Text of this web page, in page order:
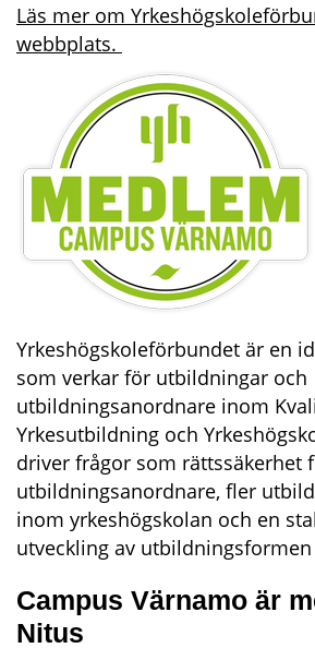
Läs mer om
webbplats.
Yrkeshögskoleförbundet är en
som verkar för utbildningar och
utbildningsanordnare inom
Yrkesutbildning och
driver frågor som rättssäkerhet
utbildningsanordnare, fler
inom yrkeshögskolan och en
utveckling av
Campus Värnamo är
Nitus